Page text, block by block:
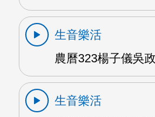
生音樂活
農曆323楊子儀吳
生音樂活